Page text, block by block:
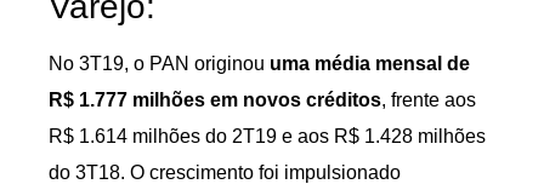
No 3T19, o PAN originou uma média mensal de
R$ 1.777 milhões em novos créditos, frente aos
R$ 1.614 milhões do 2T19 e aos R$ 1.428 milhões
do 3T18. O crescimento foi impulsionado